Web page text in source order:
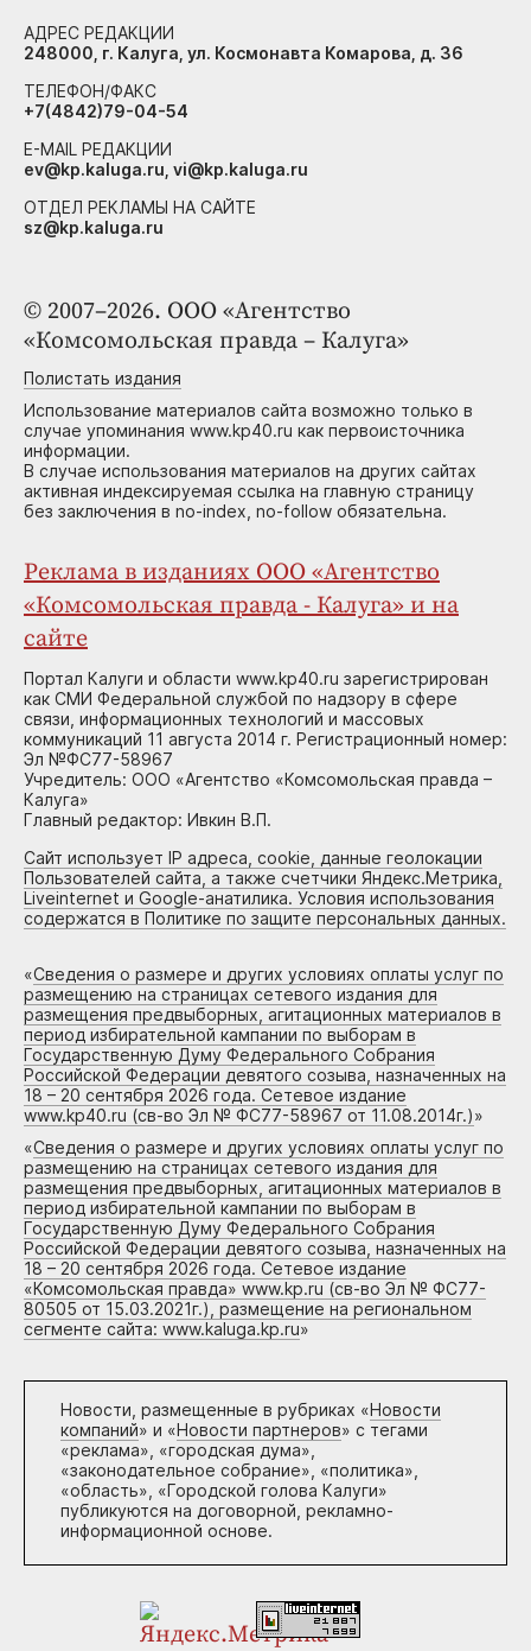
© 2007–2026. ООО «Агентство
«Комсомольская правда – Калуга»
Полистать издания
Использование материалов сайта возможно только в
случае упоминания www.kp40.ru как первоисточника
информации.
В случае использования материалов на других сайтах
активная индексируемая ссылка на главную страницу
без заключения в no-index, no-follow обязательна.
Реклама в изданиях ООО «Агентство
«Комсомольская правда - Калуга» и на
сайте
Портал Калуги и области www.kp40.ru зарегистрирован
как СМИ Федеральной службой по надзору в сфере
связи, информационных технологий и массовых
коммуникаций 11 августа 2014 г. Регистрационный номер:
Эл №ФС77-58967
Учредитель: ООО «Агентство «Комсомольская правда –
Калуга»
Главный редактор: Ивкин В.П.
Сайт использует IP адреса, cookie, данные геолокации
Пользователей сайта, а также счетчики Яндекс.Метрика,
Liveinternet и Google-анатилика. Условия использования
содержатся в Политике по защите персональных данных.
«Сведения о размере и других условиях оплаты услуг по
размещению на страницах сетевого издания для
размещения предвыборных, агитационных материалов в
период избирательной кампании по выборам в
Государственную Думу Федерального Собрания
Российской Федерации девятого созыва, назначенных на
18 – 20 сентября 2026 года. Сетевое издание
www.kp40.ru (св-во Эл № ФС77-58967 от 11.08.2014г.)»
«Сведения о размере и других условиях оплаты услуг по
размещению на страницах сетевого издания для
размещения предвыборных, агитационных материалов в
период избирательной кампании по выборам в
Государственную Думу Федерального Собрания
Российской Федерации девятого созыва, назначенных на
18 – 20 сентября 2026 года. Сетевое издание
«Комсомольская правда» www.kp.ru (св-во Эл № ФС77-
80505 от 15.03.2021г.), размещение на региональном
сегменте сайта: www.kaluga.kp.ru»
Новости, размещенные в рубриках «Новости
компаний» и «Новости партнеров» с тегами
«реклама», «городская дума»,
«законодательное собрание», «политика»,
«область», «Городской голова Калуги»
публикуются на договорной, рекламно-
информационной основе.
АДРЕС РЕДАКЦИИ
248000, г. Калуга, ул. Космонавта Комарова, д. 36
ТЕЛЕФОН/ФАКС
+7(4842)79-04-54
E-MAIL РЕДАКЦИИ
ev@kp.kaluga.ru, vi@kp.kaluga.ru
ОТДЕЛ РЕКЛАМЫ НА САЙТЕ
sz@kp.kaluga.ru